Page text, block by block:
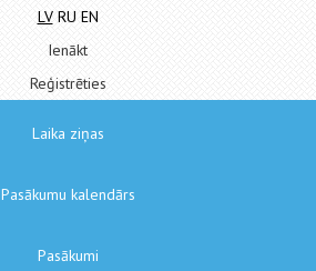
LV RU EN
Ienākt
Reģistrēties
Laika ziņas
Pasākumu kalendārs
Pasākumi